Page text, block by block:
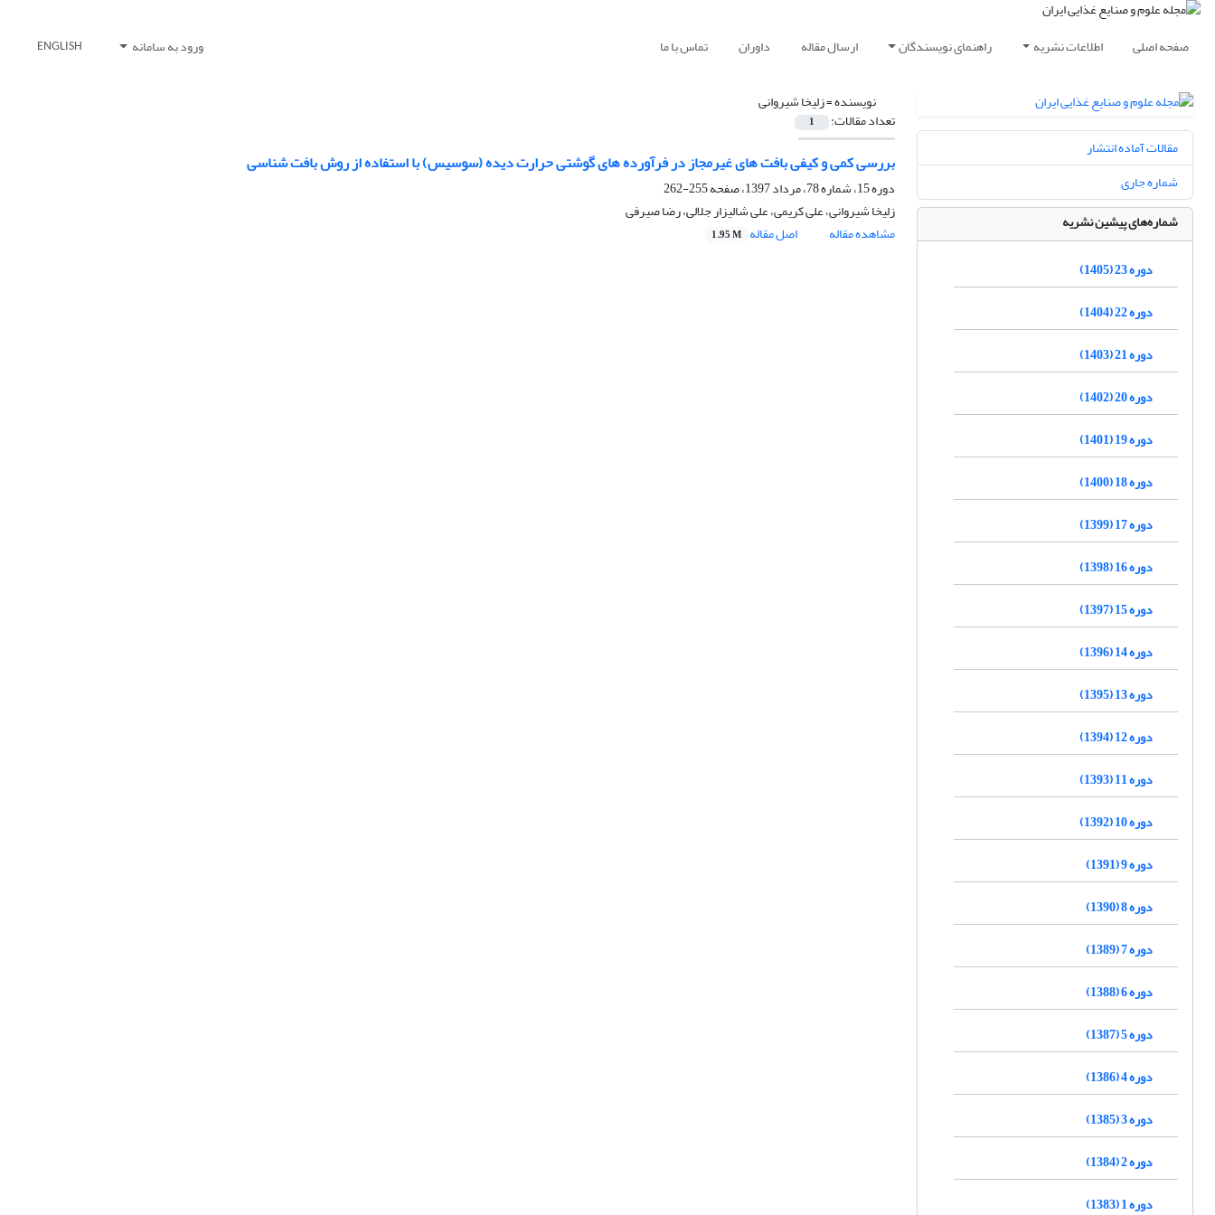
صفحه اصلی اطلاعات نشریه راهنمای نویسندگان ارسال مقاله داوران تماس با ما ورود به سامانه ENGLISH
نویسنده =زلیخا شیروانی
تعداد مقالات: 1
بررسی کمی و کیفی بافت های غیرمجاز در فرآورده های گوشتی حرارت دیده (سوسیس) با استفاده از روش بافت شناسی
دوره 15، شماره 78، مرداد 1397، صفحه
255-262
زلیخا شیروانی، علی کریمی، علی شالیزار جلالی، رضا صیرفی
مشاهده مقاله
اصل مقاله 1.95 M
مقالات آماده انتشار
شماره جاری
شماره‌های پیشین نشریه
دوره 23 (1405)
دوره 22 (1404)
دوره 21 (1403)
دوره 20 (1402)
دوره 19 (1401)
دوره 18 (1400)
دوره 17 (1399)
دوره 16 (1398)
دوره 15 (1397)
دوره 14 (1396)
دوره 13 (1395)
دوره 12 (1394)
دوره 11 (1393)
دوره 10 (1392)
دوره 9 (1391)
دوره 8 (1390)
دوره 7 (1389)
دوره 6 (1388)
دوره 5 (1387)
دوره 4 (1386)
دوره 3 (1385)
دوره 2 (1384)
دوره 1 (1383)